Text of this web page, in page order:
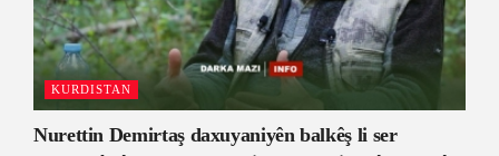
KURDISTAN
Nurettin Demirtaş daxuyaniyên balkêş li ser